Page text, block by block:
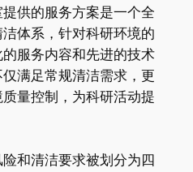
供的服务方案是一个全
体系，针对科研环境的
服务内容和先进的技术
满足常规清洁需求，更
量控制，为科研活动提
和清洁要求被划分为四